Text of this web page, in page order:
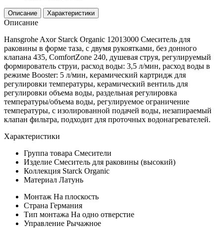
Описание Характеристики
Описание
Hansgrohe Axor Starck Organic 12013000 Смеситель для
раковины в форме таза, с двумя рукоятками, без донного
клапана 435, ComfortZone 240, душевая струя, регулируемый
формирователь струи, расход воды: 3,5 л/мин, расход воды в
режиме Booster: 5 л/мин, керамический картридж для
регулировки температуры, керамический вентиль для
регулировки объема воды, раздельная регулировка
температуры/объема воды, регулируемое ограничение
температуры, с изолированной подачей воды, незапираемый
клапан фильтра, подходит для проточных водонагревателей.
Характеристики
Группа товара Смесители
Изделие Смеситель для раковины (высокий)
Коллекция Starck Organic
Материал Латунь
Монтаж На плоскость
Страна Германия
Тип монтажа На одно отверстие
Управление Рычажное